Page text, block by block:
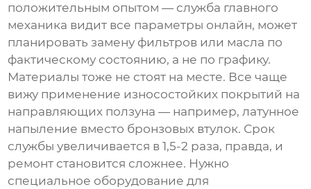
положительным опытом — служба главного
механика видит все параметры онлайн, может
планировать замену фильтров или масла по
фактическому состоянию, а не по графику.
Материалы тоже не стоят на месте. Все чаще
вижу применение износостойких покрытий на
направляющих ползуна — например, латунное
напыление вместо бронзовых втулок. Срок
службы увеличивается в 1,5-2 раза, правда, и
ремонт становится сложнее. Нужно
специальное оборудование для